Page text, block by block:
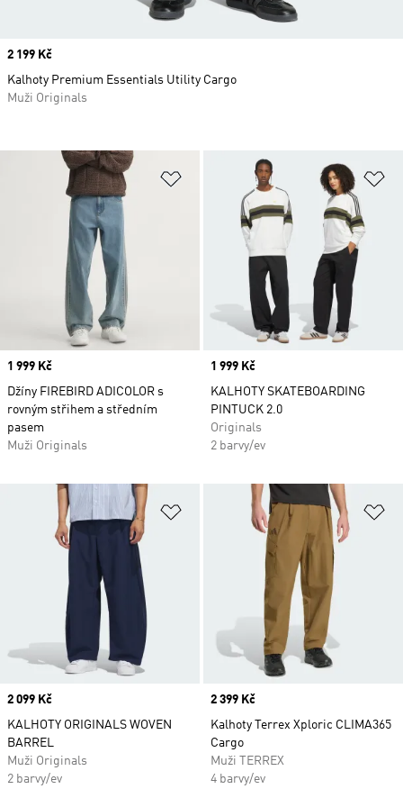
Přidat do seznamu přání
Price
1 999 Kč
Džíny FIREBIRD ADICOLOR s
rovným střihem a středním
pasem
Muži Originals
Price
1 999 Kč
KALHOTY SKATEBOARDING
PINTUCK 2.0
Originals
2 barvy/ev
Přidat do seznamu přání
Price
2 099 Kč
KALHOTY ORIGINALS WOVEN
BARREL
Muži Originals
2 barvy/ev
Price
2 399 Kč
Kalhoty Terrex Xploric CLIMA365
Cargo
Muži TERREX
4 barvy/ev
Price
2 199 Kč
Kalhoty Premium Essentials Utility Cargo
Muži Originals